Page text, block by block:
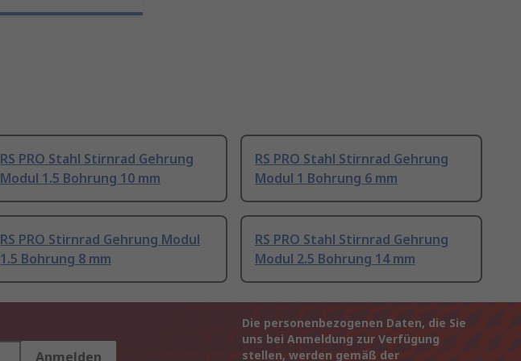
RS PRO Stahl Stirnrad Gehrung
Modul 1.5 Bohrung 10 mm
RS PRO Stahl Stirnrad Gehrung
Modul 1 Bohrung 6 mm
RS PRO Stirnrad Gehrung Modul
1.5 Bohrung 8 mm
RS PRO Stahl Stirnrad Gehrung
Modul 2.5 Bohrung 14 mm
Anmelden
Die personenbezogenen Daten, die Sie
uns bei Anmeldung zur Verfügung
stellen, werden gemäß der